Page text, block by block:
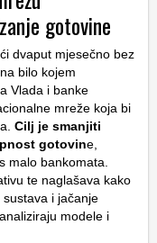
gotovine
dvaput mjesečno bez
bilo kojem
Vlada i banke
mreže koja bi
Cilj je smanjiti
gotovine,
malo bankomata.
te naglašava kako
i jačanje
modele i